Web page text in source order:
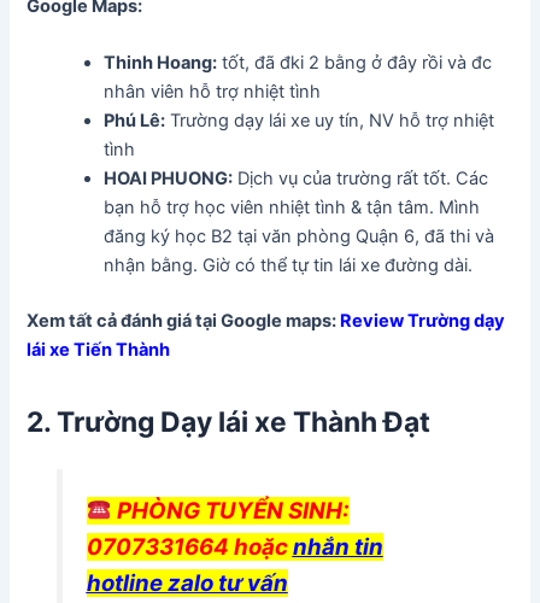
Google Maps:
Thinh Hoang: tốt, đã đki 2 bằng ở đây rồi và đc
nhân viên hỗ trợ nhiệt tình
Phú Lê: Trường dạy lái xe uy tín, NV hỗ trợ nhiệt
tình
HOAI PHUONG: Dịch vụ của trường rất tốt. Các
bạn hỗ trợ học viên nhiệt tình & tận tâm. Mình
đăng ký học B2 tại văn phòng Quận 6, đã thi và
nhận bằng. Giờ có thể tự tin lái xe đường dài.
Xem tất cả đánh giá tại Google maps: Review Trường dạy
lái xe Tiến Thành
2. Trường Dạy lái xe Thành Đạt
PHÒNG TUYỂN SINH:
0707331664 hoặcnhắn tin
hotline zalo tư vấn